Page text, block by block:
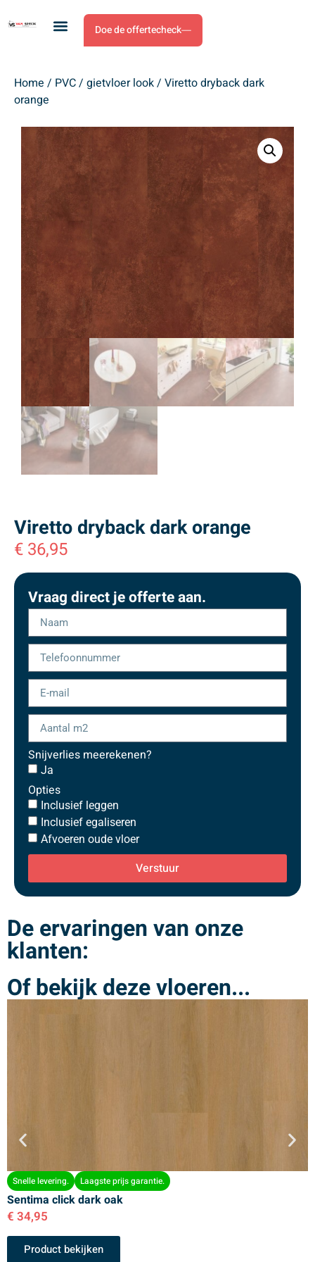
Doe de offertecheck
Home / PVC/ gietvloer look/ Viretto dryback dark
orange
Viretto dryback dark orange
€ 36,95
Vraag direct je offerte aan.
Snijverlies meerekenen?
Ja
Opties
Inclusief leggen
Inclusief egaliseren
Afvoeren oude vloer
Verstuur
De ervaringen van onze
klanten:
Of bekijk deze vloeren...
Snelle levering. Laagste prijs garantie.
Sentima click dark oak
€ 34,95
Product bekijken